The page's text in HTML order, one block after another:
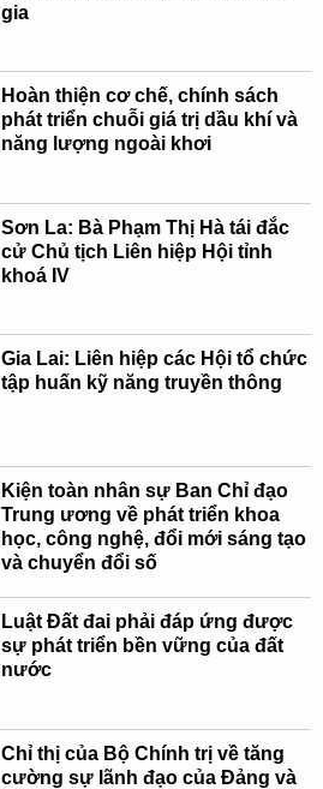
gia
Hoàn thiện cơ chế, chính sách
phát triển chuỗi giá trị dầu khí và
năng lượng ngoài khơi
Sơn La: Bà Phạm Thị Hà tái đắc
cử Chủ tịch Liên hiệp Hội tỉnh
khoá IV
Gia Lai: Liên hiệp các Hội tổ chức
tập huấn kỹ năng truyền thông
Kiện toàn nhân sự Ban Chỉ đạo
Trung ương về phát triển khoa
học, công nghệ, đổi mới sáng tạo
và chuyển đổi số
Luật Đất đai phải đáp ứng được
sự phát triển bền vững của đất
nước
Chỉ thị của Bộ Chính trị về tăng
cường sự lãnh đạo của Đảng và